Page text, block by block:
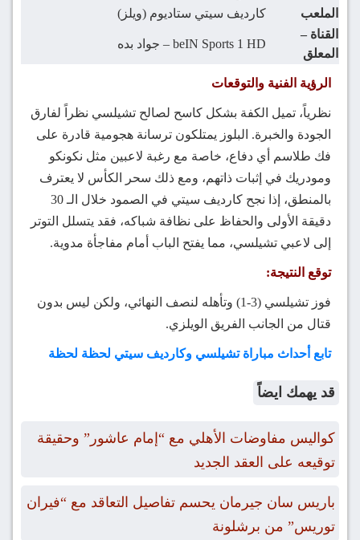
الملعب
كارديف سيتي ستاديوم (ويلز)
القناة –
المعلق
beIN Sports 1 HD – جواد بده
الرؤية الفنية والتوقعات
نظرياً، تميل الكفة بشكل كاسح لصالح تشيلسي نظراً لفارق
الجودة والخبرة. البلوز يمتلكون ترسانة هجومية قادرة على
فك طلاسم أي دفاع، خاصة مع رغبة لاعبين مثل نكونكو
ومودريك في إثبات ذاتهم، ومع ذلك سحر الكأس لا يعترف
بالمنطق، إذا نجح كارديف سيتي في الصمود خلال الـ 30
دقيقة الأولى والحفاظ على نظافة شباكه، فقد يتسلل التوتر
إلى لاعبي تشيلسي، مما يفتح الباب أمام مفاجأة مدوية.
توقع النتيجة:
فوز تشيلسي (3-1) وتأهله لنصف النهائي، ولكن ليس بدون
قتال من الجانب الفريق الويلزي.
تابع أحداث مباراة تشيلسي وكارديف سيتي لحظة لحظة
قد يهمك ايضاً
كواليس مفاوضات الأهلي مع “إمام عاشور” وحقيقة
توقيعه على العقد الجديد
باريس سان جيرمان يحسم تفاصيل التعاقد مع “فيران
توريس” من برشلونة